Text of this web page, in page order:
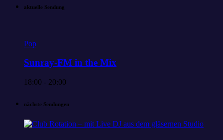
aktuelle Sendung
Pop
Sunray-FM in the Mix
18:00 - 20:00
nächste Sendungen